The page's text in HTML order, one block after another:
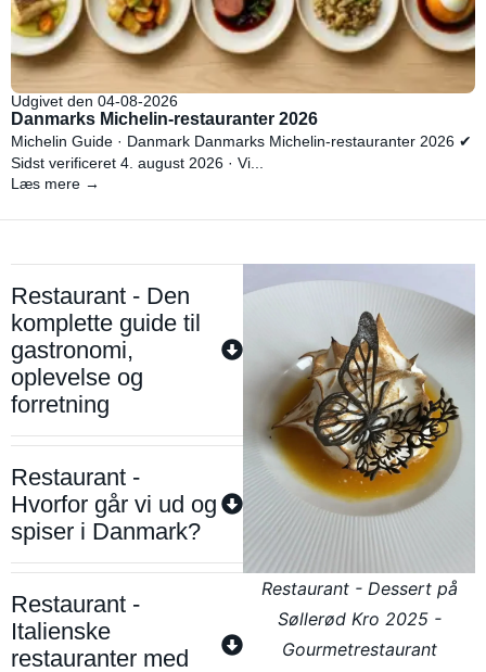
Udgivet den 04-08-2026
Danmarks Michelin-restauranter 2026
Michelin Guide · Danmark Danmarks Michelin-restauranter 2026 ✔
Sidst verificeret 4. august 2026 · Vi...
Læs mere →
Restaurant - Den
komplette guide til
gastronomi,
oplevelse og
forretning
Restaurant -
Hvorfor går vi ud og
spiser i Danmark?
Restaurant -
Italienske
restauranter med
Restaurant - Dessert på
Søllerød Kro 2025 -
Gourmetrestaurant